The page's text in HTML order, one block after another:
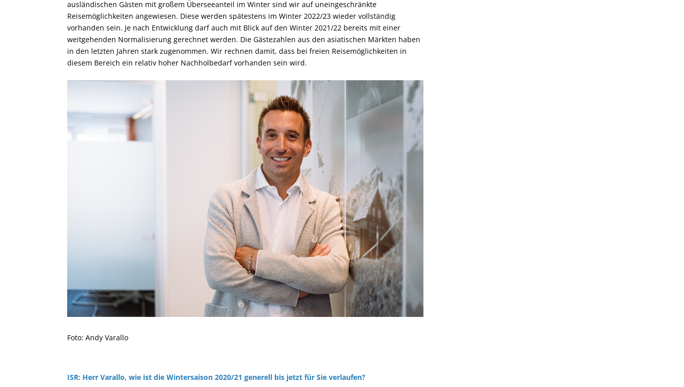
ausländischen Gästen mit großem Überseeanteil im Winter sind wir auf uneingeschränkte
Reisemöglichkeiten angewiesen. Diese werden spätestens im Winter 2022/23 wieder vollständig
vorhanden sein. Je nach Entwicklung darf auch mit Blick auf den Winter 2021/22 bereits mit einer
weitgehenden Normalisierung gerechnet werden. Die Gästezahlen aus den asiatischen Märkten haben
in den letzten Jahren stark zugenommen. Wir rechnen damit, dass bei freien Reisemöglichkeiten in
diesem Bereich ein relativ hoher Nachholbedarf vorhanden sein wird.
Foto: Andy Varallo
ISR: Herr Varallo, wie ist die Wintersaison 2020/21 generell bis jetzt für Sie verlaufen?